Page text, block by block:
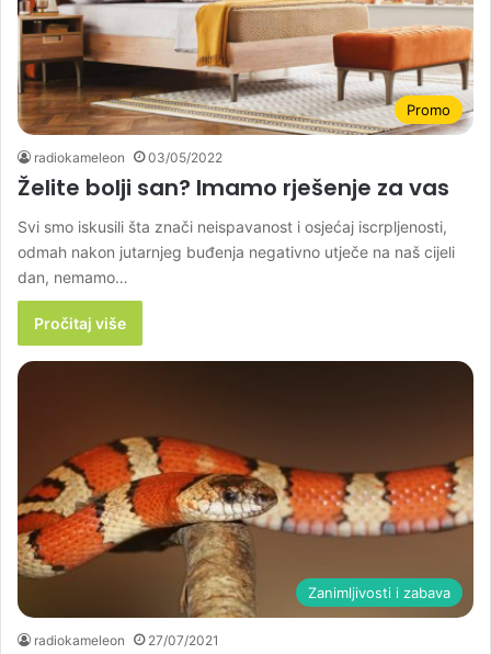
Promo
radiokameleon 03/05/2022
Želite bolji san? Imamo rješenje za vas
Svi smo iskusili šta znači neispavanost i osjećaj iscrpljenosti,
odmah nakon jutarnjeg buđenja negativno utječe na naš cijeli
dan, nemamo…
Pročitaj više
Zanimljivosti i zabava
radiokameleon 27/07/2021